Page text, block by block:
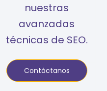
nuestras
avanzadas
técnicas de SEO.
Contáctanos